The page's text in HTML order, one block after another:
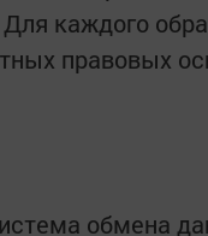
каждого
правовых
обмена